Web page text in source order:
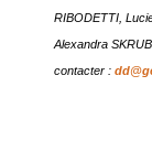
RIBODETTI,
Alexandra
contacter :